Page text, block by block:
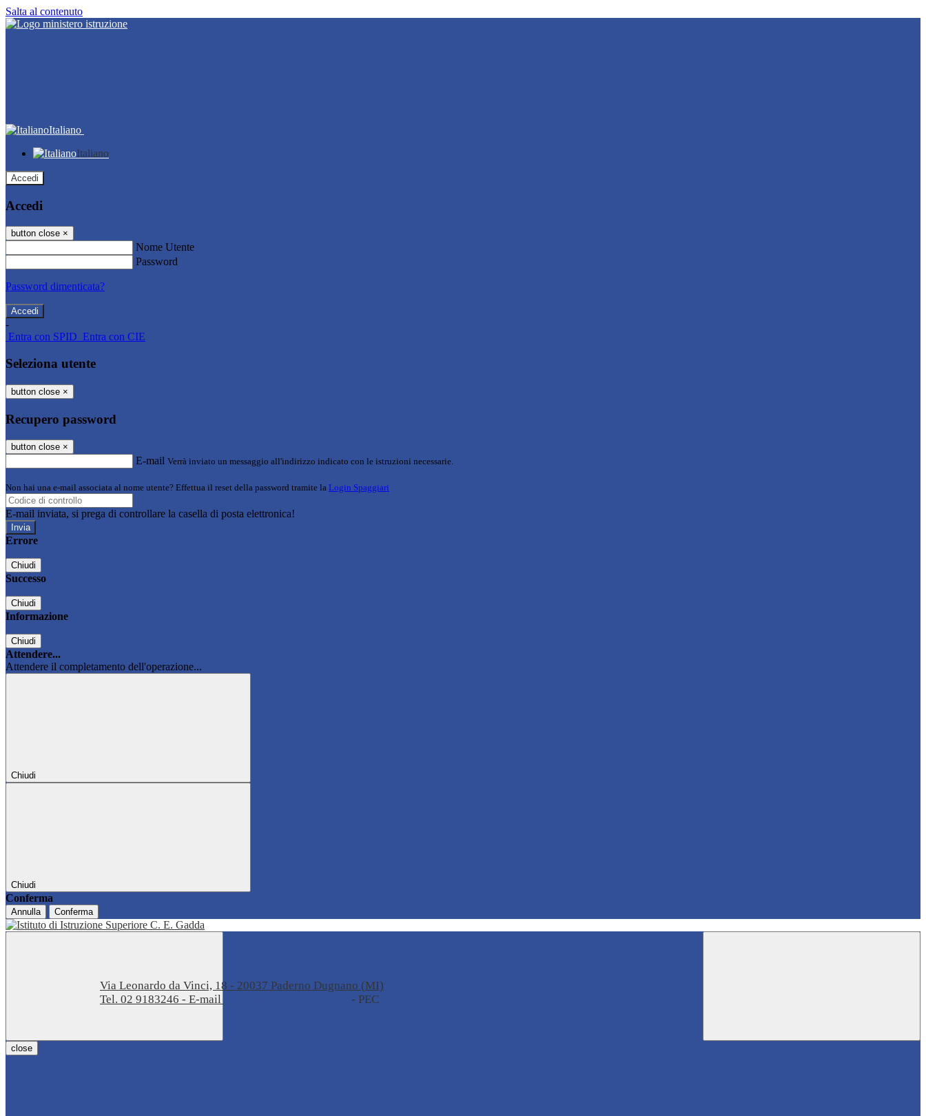
Salta al contenuto
Italiano
Italiano
Accedi
Accedi
button close ×
Nome Utente
Password
Password dimenticata?
-
Entra con SPID Entra con CIE
Seleziona utente
button close ×
Recupero password
button close ×
E-mail Verrà inviato un messaggio all'indirizzo indicato con le istruzioni necessarie.
Non hai una e-mail associata al nome utente? Effettua il reset della password tramite la Login Spaggiari
E-mail inviata, si prega di controllare la casella di posta elettronica!
Errore
Chiudi
Successo
Chiudi
Informazione
Chiudi
Attendere...
Attendere il completamento dell'operazione...
Chiudi
Chiudi
Conferma
Annulla Conferma
Via Leonardo da Vinci, 18 - 20037 Paderno Dugnano (MI)
Tel. 02 9183246 - E-mail
- PEC
close